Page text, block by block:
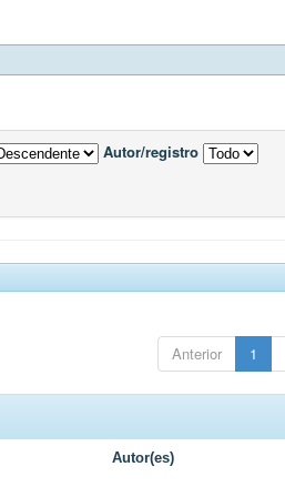
Autor/registro
Anterior 1
Autor(es)